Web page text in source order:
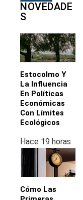
NOVEDADE
S
Estocolmo Y
La Influencia
En Políticas
Económicas
Con Límites
Ecológicos
Hace 19 horas
Cómo Las